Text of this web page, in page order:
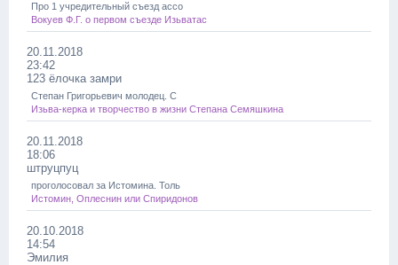
Про 1 учредительный съезд ассо
Вокуев Ф.Г. о первом съезде Изьватас
20.11.2018
23:42
123 ёлочка замри
Степан Григорьевич молодец. С
Изьва-керка и творчество в жизни Степана Семяшкина
20.11.2018
18:06
штруцпуц
проголосовал за Истомина. Толь
Истомин, Оплеснин или Спиридонов
20.10.2018
14:54
Эмилия